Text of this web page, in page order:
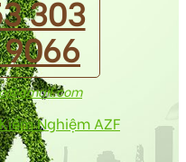
303
Nghiệm AZF